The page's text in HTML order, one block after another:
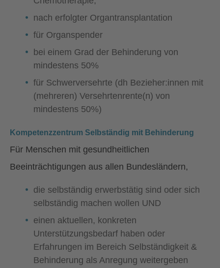
nach erfolgter Organtransplantation
für Organspender
bei einem Grad der Behinderung von
mindestens 50%
für Schwerversehrte (dh Bezieher:innen mit
(mehreren) Versehrtenrente(n) von
mindestens 50%)
Kompetenzzentrum Selbständig mit Behinderung
Für Menschen mit gesundheitlichen
Beeinträchtigungen aus allen Bundesländern,
die selbständig erwerbstätig sind oder sich
selbständig machen wollen UND
einen aktuellen, konkreten
Unterstützungsbedarf haben oder
Erfahrungen im Bereich Selbständigkeit &
Behinderung als Anregung weitergeben